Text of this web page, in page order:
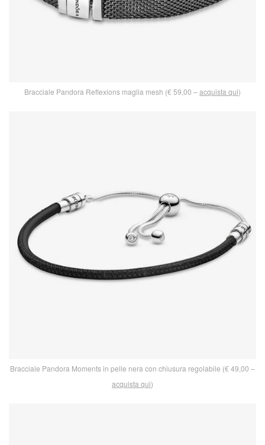
Bracciale Pandora Reflexions maglia mesh (€ 59,00 –acquista qui)
Bracciale Pandora Moments in pelle nera con chiusura regolabile (€ 49,00 –
acquista qui)